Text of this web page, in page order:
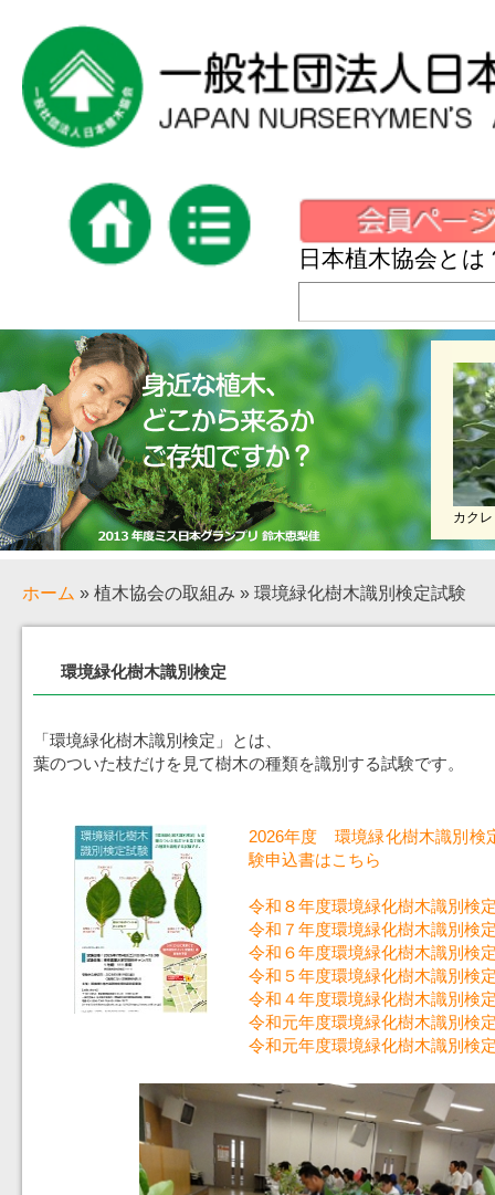
日本植木協会とは
カク
ホーム » 植木協会の取組み » 環境緑化樹木識別検定試験
環境緑化樹木識別検定
「環境緑化樹木識別検定」とは、
葉のついた枝だけを見て樹木の種類を識別する試験です。
2026年度 環境緑化樹木識別検
験申込書はこちら
令和８年度環境緑化樹木識別検
令和７年度環境緑化樹木識別検
令和６年度環境緑化樹木識別検
令和５年度環境緑化樹木識別検
令和４年度環境緑化樹木識別検
令和元年度環境緑化樹木識別検
令和元年度環境緑化樹木識別検